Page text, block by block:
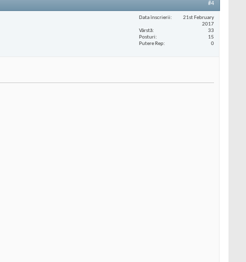
#4
Data înscrierii
21st February
2017
Vârstă
33
Posturi
15
Putere Rep
0